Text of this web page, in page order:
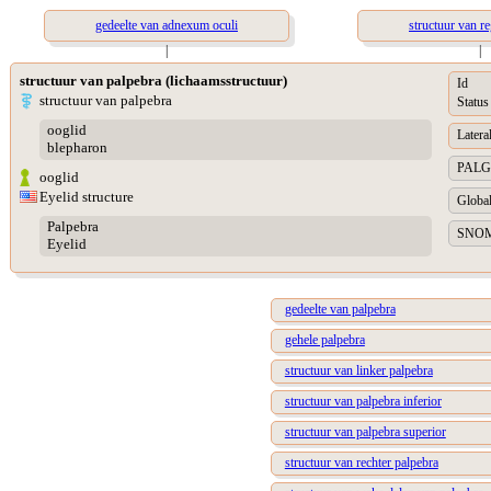
gedeelte van adnexum oculi
structuur van
|
|
structuur van palpebra (lichaamsstructuur)
structuur van palpebra
ooglid
blepharon
ooglid
Eyelid structure
Palpebra
Eyelid
Id
Status
gedeelte van palpebra
gehele palpebra
structuur van linker palpebra
structuur van palpebra inferior
structuur van palpebra superior
structuur van rechter palpebra